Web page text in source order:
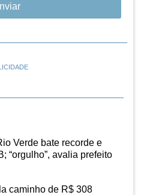
Verde bate recorde e
“orgulho”, avalia prefeito
caminho de R$ 308